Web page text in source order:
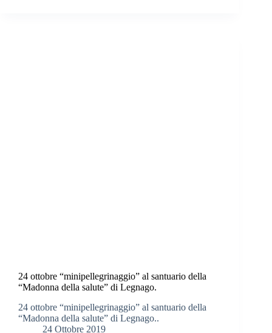
24 ottobre “minipellegrinaggio” al santuario della
“Madonna della salute” di Legnago.
24 ottobre “minipellegrinaggio” al santuario della
“Madonna della salute” di Legnago..
24 Ottobre 2019